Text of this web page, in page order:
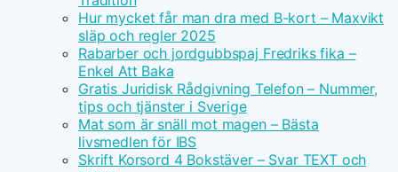
Hur mycket får man dra med B-kort – Maxvikt
släp och regler 2025
Rabarber och jordgubbspaj Fredriks fika –
Enkel Att Baka
Gratis Juridisk Rådgivning Telefon – Nummer,
tips och tjänster i Sverige
Mat som är snäll mot magen – Bästa
livsmedlen för IBS
Skrift Korsord 4 Bokstäver – Svar TEXT och